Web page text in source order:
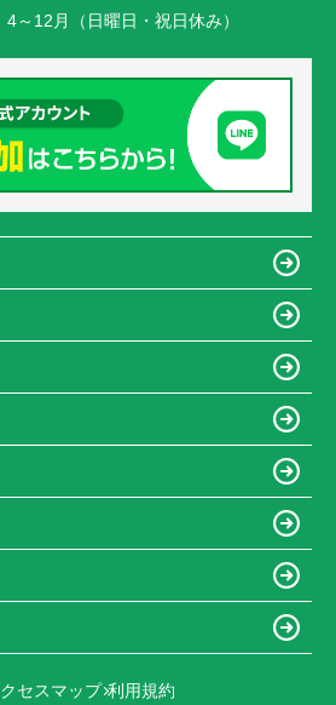
～12月（日曜日・祝日休み）
セスマップ 利用規約